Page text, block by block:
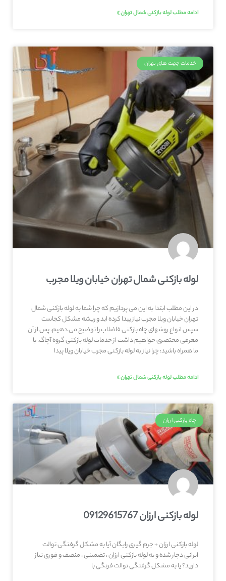
ادامه مطلب لوله بازکنی شمال تهران »
خدمات جهت های تهران
لوله بازکنی شمال تهران خیابان ویلا مجرب
در این مطلب ابتدا به این می پردازیم که چرا شما به لوله بازکنی شمال
تهران خیابان ویلا مجرب نیاز پیدا کرده اید و ریشه مشکل کجاست
سپس انواع روشهای چاه بازکنی فاضلاب را توضیح می دهیم. پس از آن
معرفی مختصری خواهیم داشت از خدمات لوله بازکنی گروه آچاگ. با
ما همراه باشید: چرا نیاز به لوله بازکنی مجرب خیابان ویلا پیدا
ادامه مطلب لوله بازکنی شمال تهران »
چاه بازکنی ارزان
لوله بازکنی ارزان 09129615767
لوله بازکنی ارزان + جرم گیری رایگان آیا به مشکل گرفتگی توالت
ایرانی دچار شده و به لوله بازکنی ارزان ، تضمینی ، منصف و فوری نیاز
دارید؟ یا به مشکل گرفتگی توالت فرنگی با